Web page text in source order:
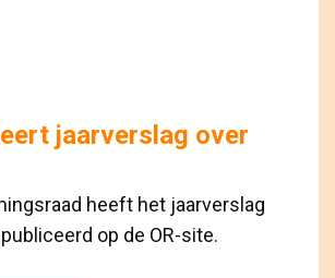
jaarverslag over
heeft het jaarverslag
op de OR-site.